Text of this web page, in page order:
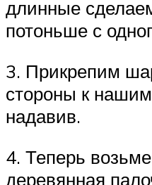
длинные
потоньше с
3. Прикрепим
стороны к
надавив.
4. Теперь
деревянная